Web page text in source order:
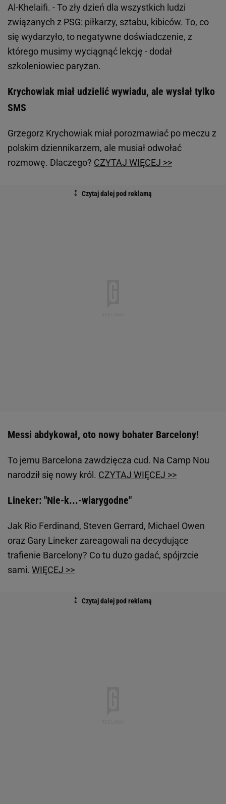
Al-Khelaifi. - To zły dzień dla wszystkich ludzi
związanych z PSG: piłkarzy, sztabu, kibiców. To, co
się wydarzyło, to negatywne doświadczenie, z
którego musimy wyciągnąć lekcję - dodał
szkoleniowiec paryżan.
Krychowiak miał udzielić wywiadu, ale wysłał tylko
SMS
Grzegorz Krychowiak miał porozmawiać po meczu z
polskim dziennikarzem, ale musiał odwołać
rozmowę. Dlaczego? CZYTAJ WIĘCEJ >>
Messi abdykował, oto nowy bohater Barcelony!
To jemu Barcelona zawdzięcza cud. Na Camp Nou
narodził się nowy król. CZYTAJ WIĘCEJ >>
Lineker: "Nie-k...-wiarygodne"
Jak Rio Ferdinand, Steven Gerrard, Michael Owen
oraz Gary Lineker zareagowali na decydujące
trafienie Barcelony? Co tu dużo gadać, spójrzcie
sami. WIĘCEJ >>